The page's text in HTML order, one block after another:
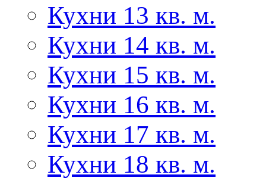
Кухни 13 кв. м.
Кухни 14 кв. м.
Кухни 15 кв. м.
Кухни 16 кв. м.
Кухни 17 кв. м.
Кухни 18 кв. м.